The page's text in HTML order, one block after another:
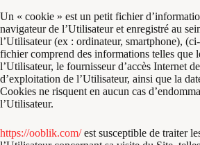
Un « cookie » est un petit fichier
navigateur de l’Utilisateur et enregistré au
l’Utilisateur (ex : ordinateur, smartphone),
fichier comprend des informations telles que
l’Utilisateur, le fournisseur d’accès Internet
d’exploitation de l’Utilisateur, ainsi que la
Cookies ne risquent en aucun cas
l’Utilisateur.
https://ooblik.com/est susceptible de traiter